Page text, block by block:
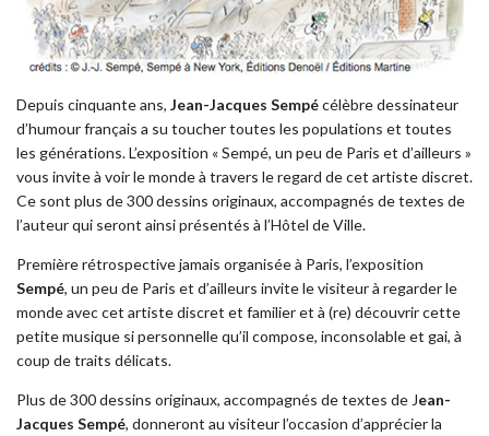
Depuis cinquante ans, Jean-Jacques Sempécélèbre dessinateur
d’humour français a su toucher toutes les populations et toutes
les générations. L’exposition « Sempé, un peu de Paris et d’ailleurs »
vous invite à voir le monde à travers le regard de cet artiste discret.
Ce sont plus de 300 dessins originaux, accompagnés de textes de
l’auteur qui seront ainsi présentés à l’Hôtel de Ville.
Première rétrospective jamais organisée à Paris, l’exposition
Sempé, un peu de Paris et d’ailleurs invite le visiteur à regarder le
monde avec cet artiste discret et familier et à (re) découvrir cette
petite musique si personnelle qu’il compose, inconsolable et gai, à
coup de traits délicats.
Plus de 300 dessins originaux, accompagnés de textes de Jean-
Jacques Sempé, donneront au visiteur l’occasion d’apprécier la